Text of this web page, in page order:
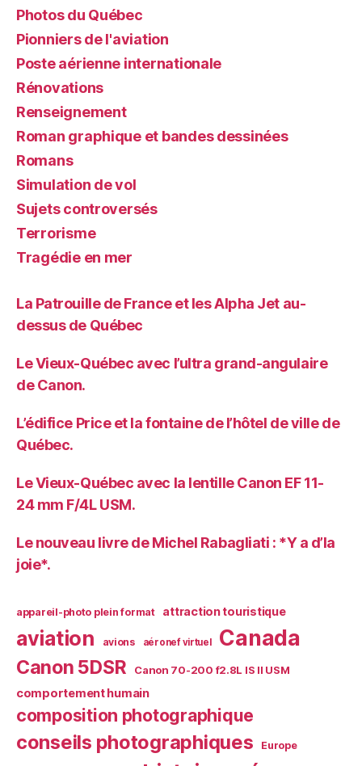
Photos du Québec
Pionniers de l'aviation
Poste aérienne internationale
Rénovations
Renseignement
Roman graphique et bandes dessinées
Romans
Simulation de vol
Sujets controversés
Terrorisme
Tragédie en mer
La Patrouille de France et les Alpha Jet au-
dessus de Québec
Le Vieux-Québec avec l’ultra grand-angulaire
de Canon.
L’édifice Price et la fontaine de l’hôtel de ville de
Québec.
Le Vieux-Québec avec la lentille Canon EF 11-
24 mm F/4L USM.
Le nouveau livre de Michel Rabagliati : *Y a d’la
joie*.
appareil-photo plein format attraction touristique
aviation avions aéronef virtuel Canada
Canon 5DSR Canon 70-200 f2.8L IS II USM
comportement humain
composition photographique
conseils photographiques Europe